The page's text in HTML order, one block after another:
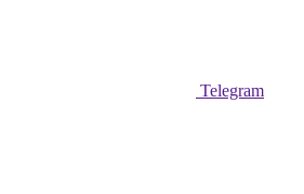
Telegram